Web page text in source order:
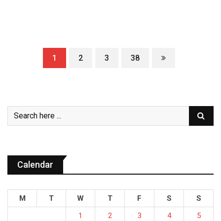
1 2 3 38
Calendar
M T W T F S
S
1
2 3 4
5